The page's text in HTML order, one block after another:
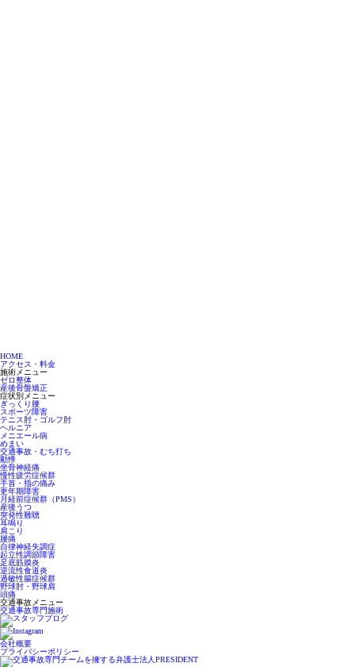
HOME
アクセス・料金
施術メニュー
ゼロ整体
産後骨盤矯正
症状別メニュー
ぎっくり腰
スポーツ障害
テニス肘・ゴルフ肘
ヘルニア
メニエール病
めまい
交通事故・むち打ち
動悸
坐骨神経痛
慢性疲労症候群
手首・指の痛み
更年期障害
月経前症候群（PMS）
産後うつ
突発性難聴
耳鳴り
肩こり
腰痛
自律神経失調症
起立性調節障害
足底筋膜炎
逆流性食道炎
過敏性腸症候群
野球肘・野球肩
頭痛
交通事故メニュー
交通事故専門施術
会社概要
プライバシーポリシー